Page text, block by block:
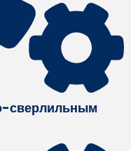
сверлильным